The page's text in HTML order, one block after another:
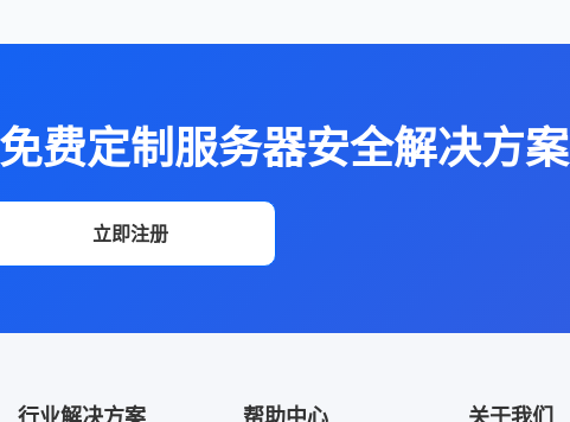
费定制服务器安全解决方案
立即注册